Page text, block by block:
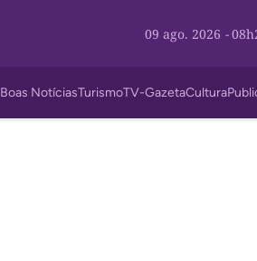
09 ago. 2026 -
Boas NotíciasTurismoTV-GazetaCultura